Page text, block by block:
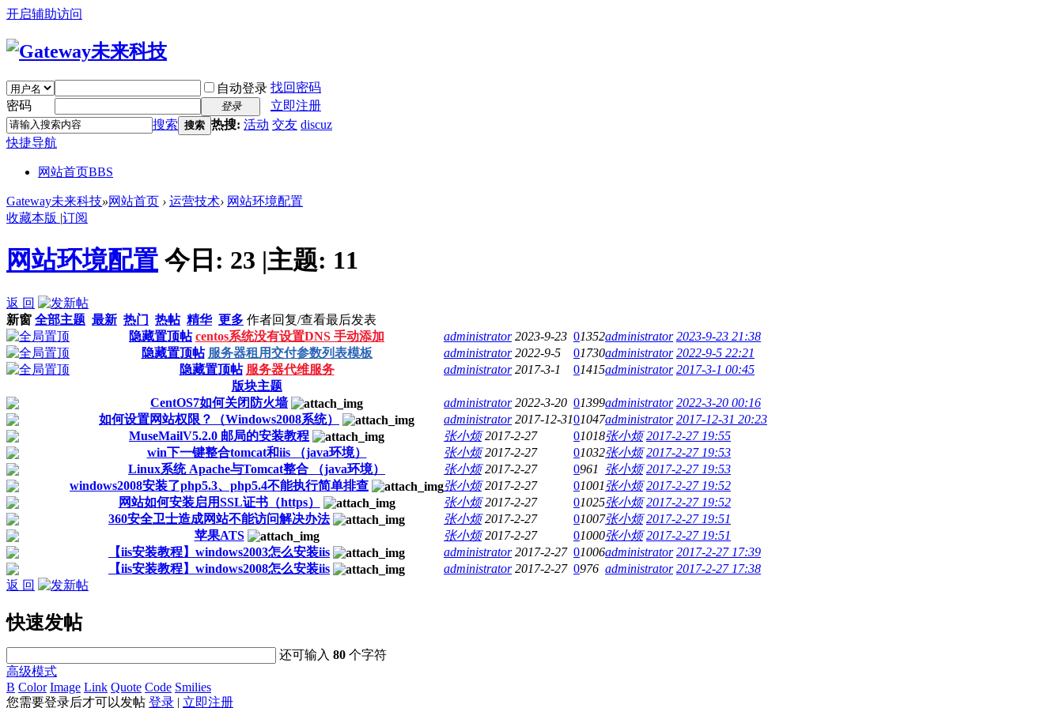
开启辅助访问
自动登录 找回密码
密码
登录
立即注册
搜索 搜索 热搜: 活动 交友 discuz
快捷导航
网站首页BBS
Gateway未来科技»网站首页 › 运营技术› 网站环境配置
收藏本版 |订阅
网站环境配置 今日: 23 |主题: 11
返 回
新窗 全部主题 最新 热门 热帖 精华 更多 作者回复/查看最后发表
隐藏置顶帖 centos系统没有设置DNS 手动添加 administrator 2023-9-23 01352administrator 2023-9-23 21:38
隐藏置顶帖 服务器租用交付参数列表模板 administrator 2022-9-5 01730administrator 2022-9-5 22:21
隐藏置顶帖 服务器代维服务 administrator 2017-3-1 01415administrator 2017-3-1 00:45
版块主题
CentOS7如何关闭防火墙
administrator 2022-3-20 01399administrator 2022-3-20 00:16
如何设置网站权限？（Windows2008系统）
administrator 2017-12-3101047administrator 2017-12-31 20:23
MuseMailV5.2.0 邮局的安装教程
张小烦 2017-2-27 01018张小烦 2017-2-27 19:55
win下一键整合tomcat和iis （java环境）
张小烦 2017-2-27 01032张小烦 2017-2-27 19:53
Linux系统 Apache与Tomcat整合 （java环境）
张小烦 2017-2-27 0961 张小烦 2017-2-27 19:53
windows2008安装了php5.3、php5.4不能执行简单排查
张小烦 2017-2-27 01001张小烦 2017-2-27 19:52
网站如何安装启用SSL证书（https）
张小烦 2017-2-27 01025张小烦 2017-2-27 19:52
360安全卫士造成网站不能访问解决办法
张小烦 2017-2-27 01007张小烦 2017-2-27 19:51
苹果ATS
张小烦 2017-2-27 01000张小烦 2017-2-27 19:51
【iis安装教程】windows2003怎么安装iis
administrator 2017-2-27 01006administrator 2017-2-27 17:39
【iis安装教程】windows2008怎么安装iis
administrator 2017-2-27 0976 administrator 2017-2-27 17:38
返 回
快速发帖
还可输入80 个字符
高级模式
B Color Image Link Quote Code Smilies
您需要登录后才可以发帖 登录 | 立即注册